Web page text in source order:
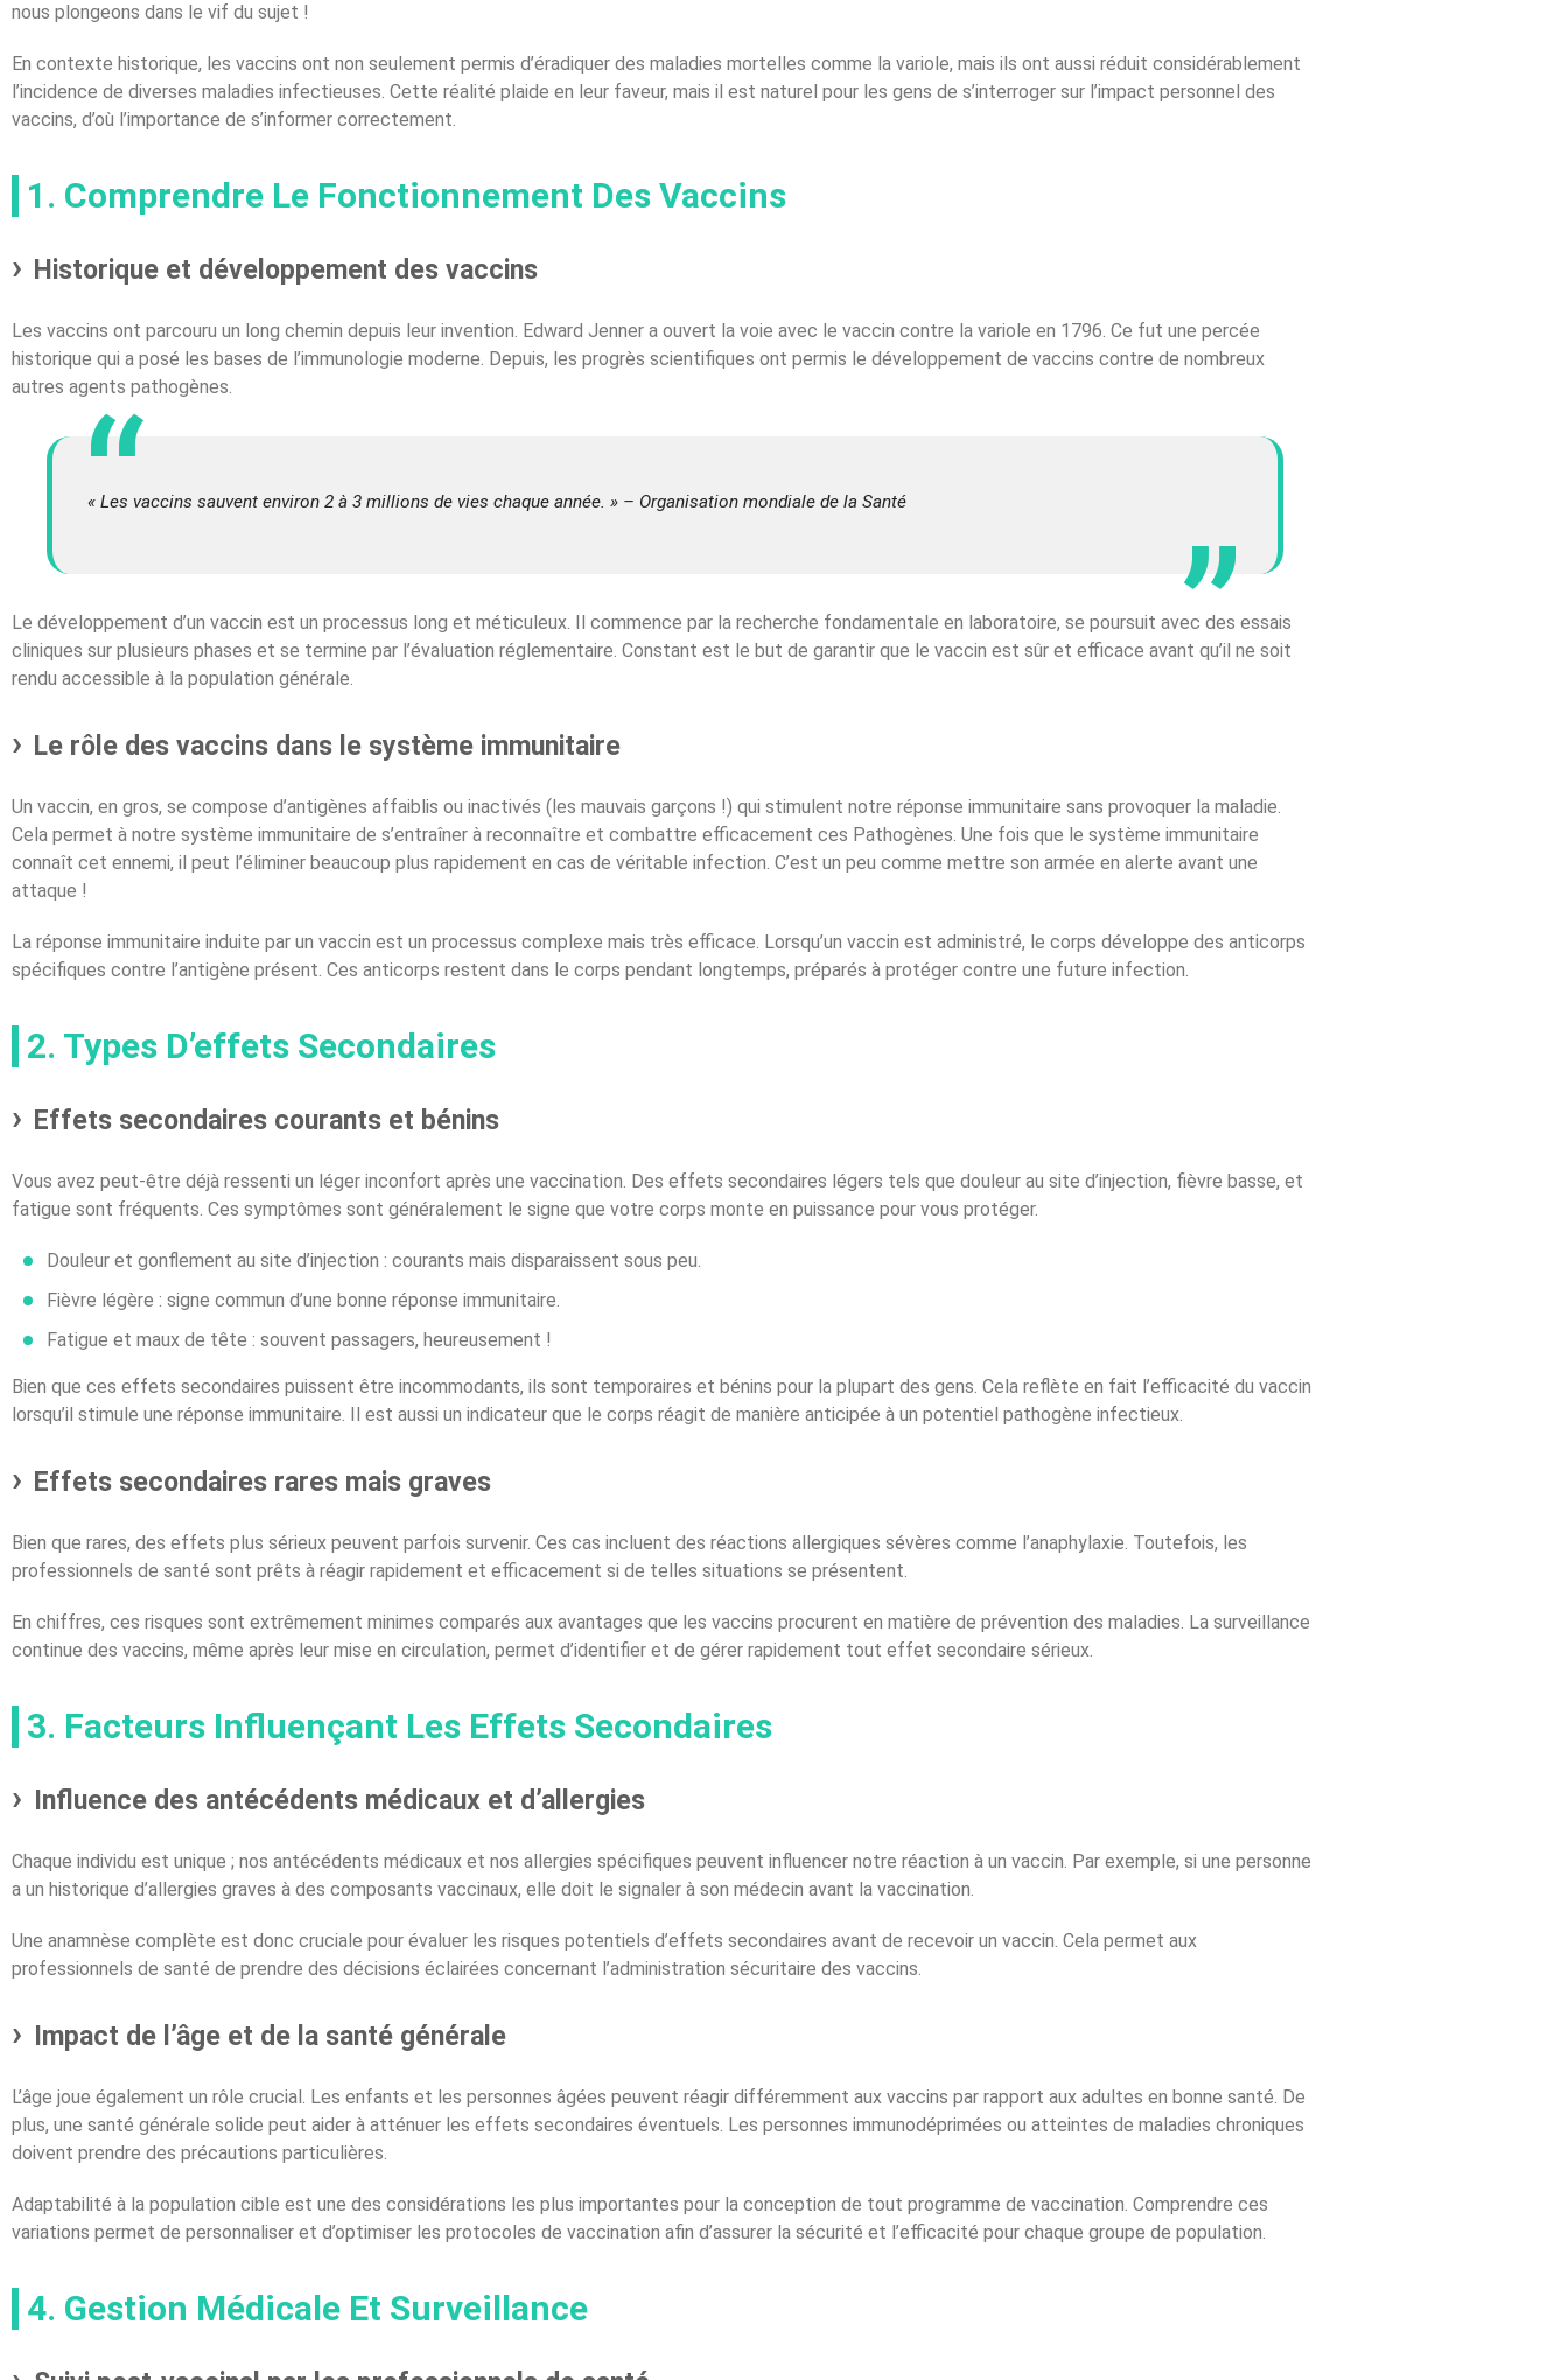
nous plongeons dans le vif du sujet !
En contexte historique, les vaccins ont non seulement permis d’éradiquer des maladies mortelles comme la variole, mais ils ont aussi réduit considérablement
l’incidence de diverses maladies infectieuses. Cette réalité plaide en leur faveur, mais il est naturel pour les gens de s’interroger sur l’impact personnel des
vaccins, d’où l’importance de s’informer correctement.
1. Comprendre Le Fonctionnement Des Vaccins
Historique et développement des vaccins
Les vaccins ont parcouru un long chemin depuis leur invention. Edward Jenner a ouvert la voie avec le vaccin contre la variole en 1796. Ce fut une percée
historique qui a posé les bases de l’immunologie moderne. Depuis, les progrès scientifiques ont permis le développement de vaccins contre de nombreux
autres agents pathogènes.
« Les vaccins sauvent environ 2 à 3 millions de vies chaque année. » – Organisation mondiale de la Santé
Le développement d’un vaccin est un processus long et méticuleux. Il commence par la recherche fondamentale en laboratoire, se poursuit avec des essais
cliniques sur plusieurs phases et se termine par l’évaluation réglementaire. Constant est le but de garantir que le vaccin est sûr et efficace avant qu’il ne soit
rendu accessible à la population générale.
Le rôle des vaccins dans le système immunitaire
Un vaccin, en gros, se compose d’antigènes affaiblis ou inactivés (les mauvais garçons !) qui stimulent notre réponse immunitaire sans provoquer la maladie.
Cela permet à notre système immunitaire de s’entraîner à reconnaître et combattre efficacement ces Pathogènes. Une fois que le système immunitaire
connaît cet ennemi, il peut l’éliminer beaucoup plus rapidement en cas de véritable infection. C’est un peu comme mettre son armée en alerte avant une
attaque !
La réponse immunitaire induite par un vaccin est un processus complexe mais très efficace. Lorsqu’un vaccin est administré, le corps développe des anticorps
spécifiques contre l’antigène présent. Ces anticorps restent dans le corps pendant longtemps, préparés à protéger contre une future infection.
2. Types D’effets Secondaires
Effets secondaires courants et bénins
Vous avez peut-être déjà ressenti un léger inconfort après une vaccination. Des effets secondaires légers tels que douleur au site d’injection, fièvre basse, et
fatigue sont fréquents. Ces symptômes sont généralement le signe que votre corps monte en puissance pour vous protéger.
Douleur et gonflement au site d’injection : courants mais disparaissent sous peu.
Fièvre légère : signe commun d’une bonne réponse immunitaire.
Fatigue et maux de tête : souvent passagers, heureusement !
Bien que ces effets secondaires puissent être incommodants, ils sont temporaires et bénins pour la plupart des gens. Cela reflète en fait l’efficacité du vaccin
lorsqu’il stimule une réponse immunitaire. Il est aussi un indicateur que le corps réagit de manière anticipée à un potentiel pathogène infectieux.
Effets secondaires rares mais graves
Bien que rares, des effets plus sérieux peuvent parfois survenir. Ces cas incluent des réactions allergiques sévères comme l’anaphylaxie. Toutefois, les
professionnels de santé sont prêts à réagir rapidement et efficacement si de telles situations se présentent.
En chiffres, ces risques sont extrêmement minimes comparés aux avantages que les vaccins procurent en matière de prévention des maladies. La surveillance
continue des vaccins, même après leur mise en circulation, permet d’identifier et de gérer rapidement tout effet secondaire sérieux.
3. Facteurs Influençant Les Effets Secondaires
Influence des antécédents médicaux et d’allergies
Chaque individu est unique ; nos antécédents médicaux et nos allergies spécifiques peuvent influencer notre réaction à un vaccin. Par exemple, si une personne
a un historique d’allergies graves à des composants vaccinaux, elle doit le signaler à son médecin avant la vaccination.
Une anamnèse complète est donc cruciale pour évaluer les risques potentiels d’effets secondaires avant de recevoir un vaccin. Cela permet aux
professionnels de santé de prendre des décisions éclairées concernant l’administration sécuritaire des vaccins.
Impact de l’âge et de la santé générale
L’âge joue également un rôle crucial. Les enfants et les personnes âgées peuvent réagir différemment aux vaccins par rapport aux adultes en bonne santé. De
plus, une santé générale solide peut aider à atténuer les effets secondaires éventuels. Les personnes immunodéprimées ou atteintes de maladies chroniques
doivent prendre des précautions particulières.
Adaptabilité à la population cible est une des considérations les plus importantes pour la conception de tout programme de vaccination. Comprendre ces
variations permet de personnaliser et d’optimiser les protocoles de vaccination afin d’assurer la sécurité et l’efficacité pour chaque groupe de population.
4. Gestion Médicale Et Surveillance